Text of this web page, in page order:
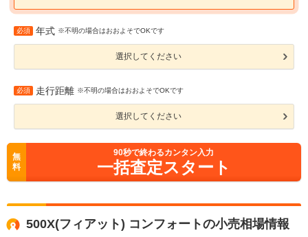
必須 年式 ※不明の場合はおおよそでOKです
選択してください
必須 走行距離 ※不明の場合はおおよそでOKです
選択してください
無
料
90秒で終わるカンタン入力
一括査定スタート
500X(フィアット) コンフォートの小売相場情報